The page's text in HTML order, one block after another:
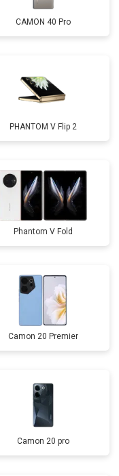
CAMON 40 Pro
PHANTOM V Flip 2
Phantom V Fold
Camon 20 Premier
Camon 20 pro